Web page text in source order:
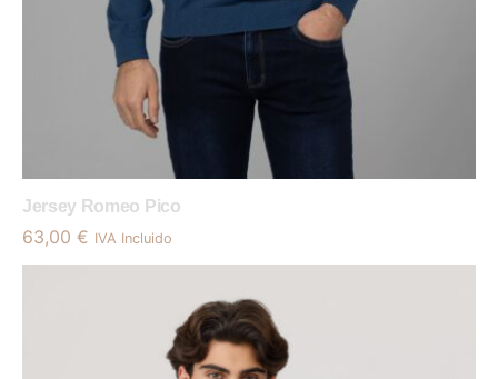
Jersey Romeo Pico
63,00 € IVA Incluido